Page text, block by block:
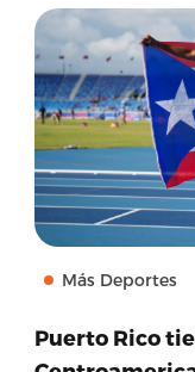
Más Deportes
Puerto Rico